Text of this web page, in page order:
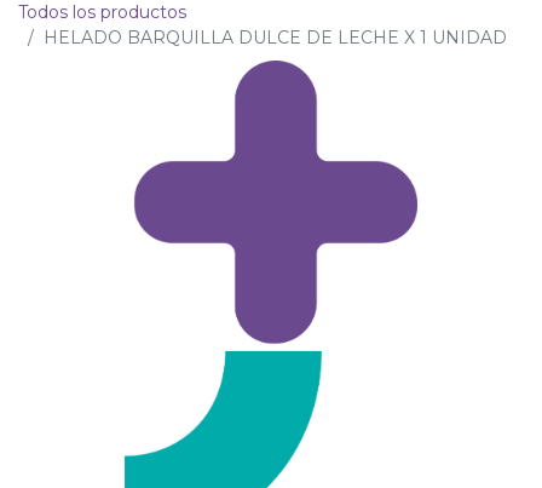
Todos los productos
HELADO BARQUILLA DULCE DE LECHE X 1 UNIDAD